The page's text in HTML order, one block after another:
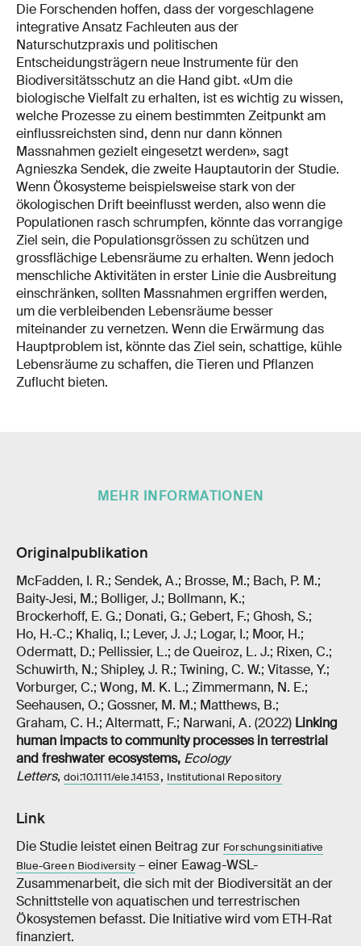
Die Forschenden hoffen, dass der vorgeschlagene
integrative Ansatz Fachleuten aus der
Naturschutzpraxis und politischen
Entscheidungsträgern neue Instrumente für den
Biodiversitätsschutz an die Hand gibt. «Um die
biologische Vielfalt zu erhalten, ist es wichtig zu wissen,
welche Prozesse zu einem bestimmten Zeitpunkt am
einflussreichsten sind, denn nur dann können
Massnahmen gezielt eingesetzt werden», sagt
Agnieszka Sendek, die zweite Hauptautorin der Studie.
Wenn Ökosysteme beispielsweise stark von der
ökologischen Drift beeinflusst werden, also wenn die
Populationen rasch schrumpfen, könnte das vorrangige
Ziel sein, die Populationsgrössen zu schützen und
grossflächige Lebensräume zu erhalten. Wenn jedoch
menschliche Aktivitäten in erster Linie die Ausbreitung
einschränken, sollten Massnahmen ergriffen werden,
um die verbleibenden Lebensräume besser
miteinander zu vernetzen. Wenn die Erwärmung das
Hauptproblem ist, könnte das Ziel sein, schattige, kühle
Lebensräume zu schaffen, die Tieren und Pflanzen
Zuflucht bieten.
MEHR INFORMATIONEN
Originalpublikation
McFadden, I. R.; Sendek, A.; Brosse, M.; Bach, P. M.;
Baity‐Jesi, M.; Bolliger, J.; Bollmann, K.;
Brockerhoff, E. G.; Donati, G.; Gebert, F.; Ghosh, S.;
Ho, H.‐C.; Khaliq, I.; Lever, J. J.; Logar, I.; Moor, H.;
Odermatt, D.; Pellissier, L.; de Queiroz, L. J.; Rixen, C.;
Schuwirth, N.; Shipley, J. R.; Twining, C. W.; Vitasse, Y.;
Vorburger, C.; Wong, M. K. L.; Zimmermann, N. E.;
Seehausen, O.; Gossner, M. M.; Matthews, B.;
Graham, C. H.; Altermatt, F.; Narwani, A. (2022) Linking
human impacts to community processes in terrestrial
and freshwater ecosystems, Ecology
Letters, doi:10.1111/ele.14153, Institutional Repository
Link
Die Studie leistet einen Beitrag zur Forschungsinitiative
Blue-Green Biodiversity– einer Eawag-WSL-
Zusammenarbeit, die sich mit der Biodiversität an der
Schnittstelle von aquatischen und terrestrischen
Ökosystemen befasst. Die Initiative wird vom ETH-Rat
finanziert.